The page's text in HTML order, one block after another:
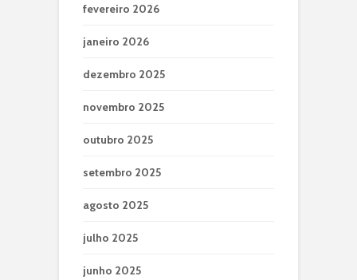
fevereiro 2026
janeiro 2026
dezembro 2025
novembro 2025
outubro 2025
setembro 2025
agosto 2025
julho 2025
junho 2025